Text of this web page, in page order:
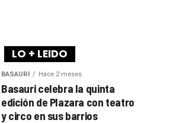
LO + LEIDO
BASAURI Hace 2 meses
Basauri celebra la quinta
edición de Plazara con teatro
y circo en sus barrios